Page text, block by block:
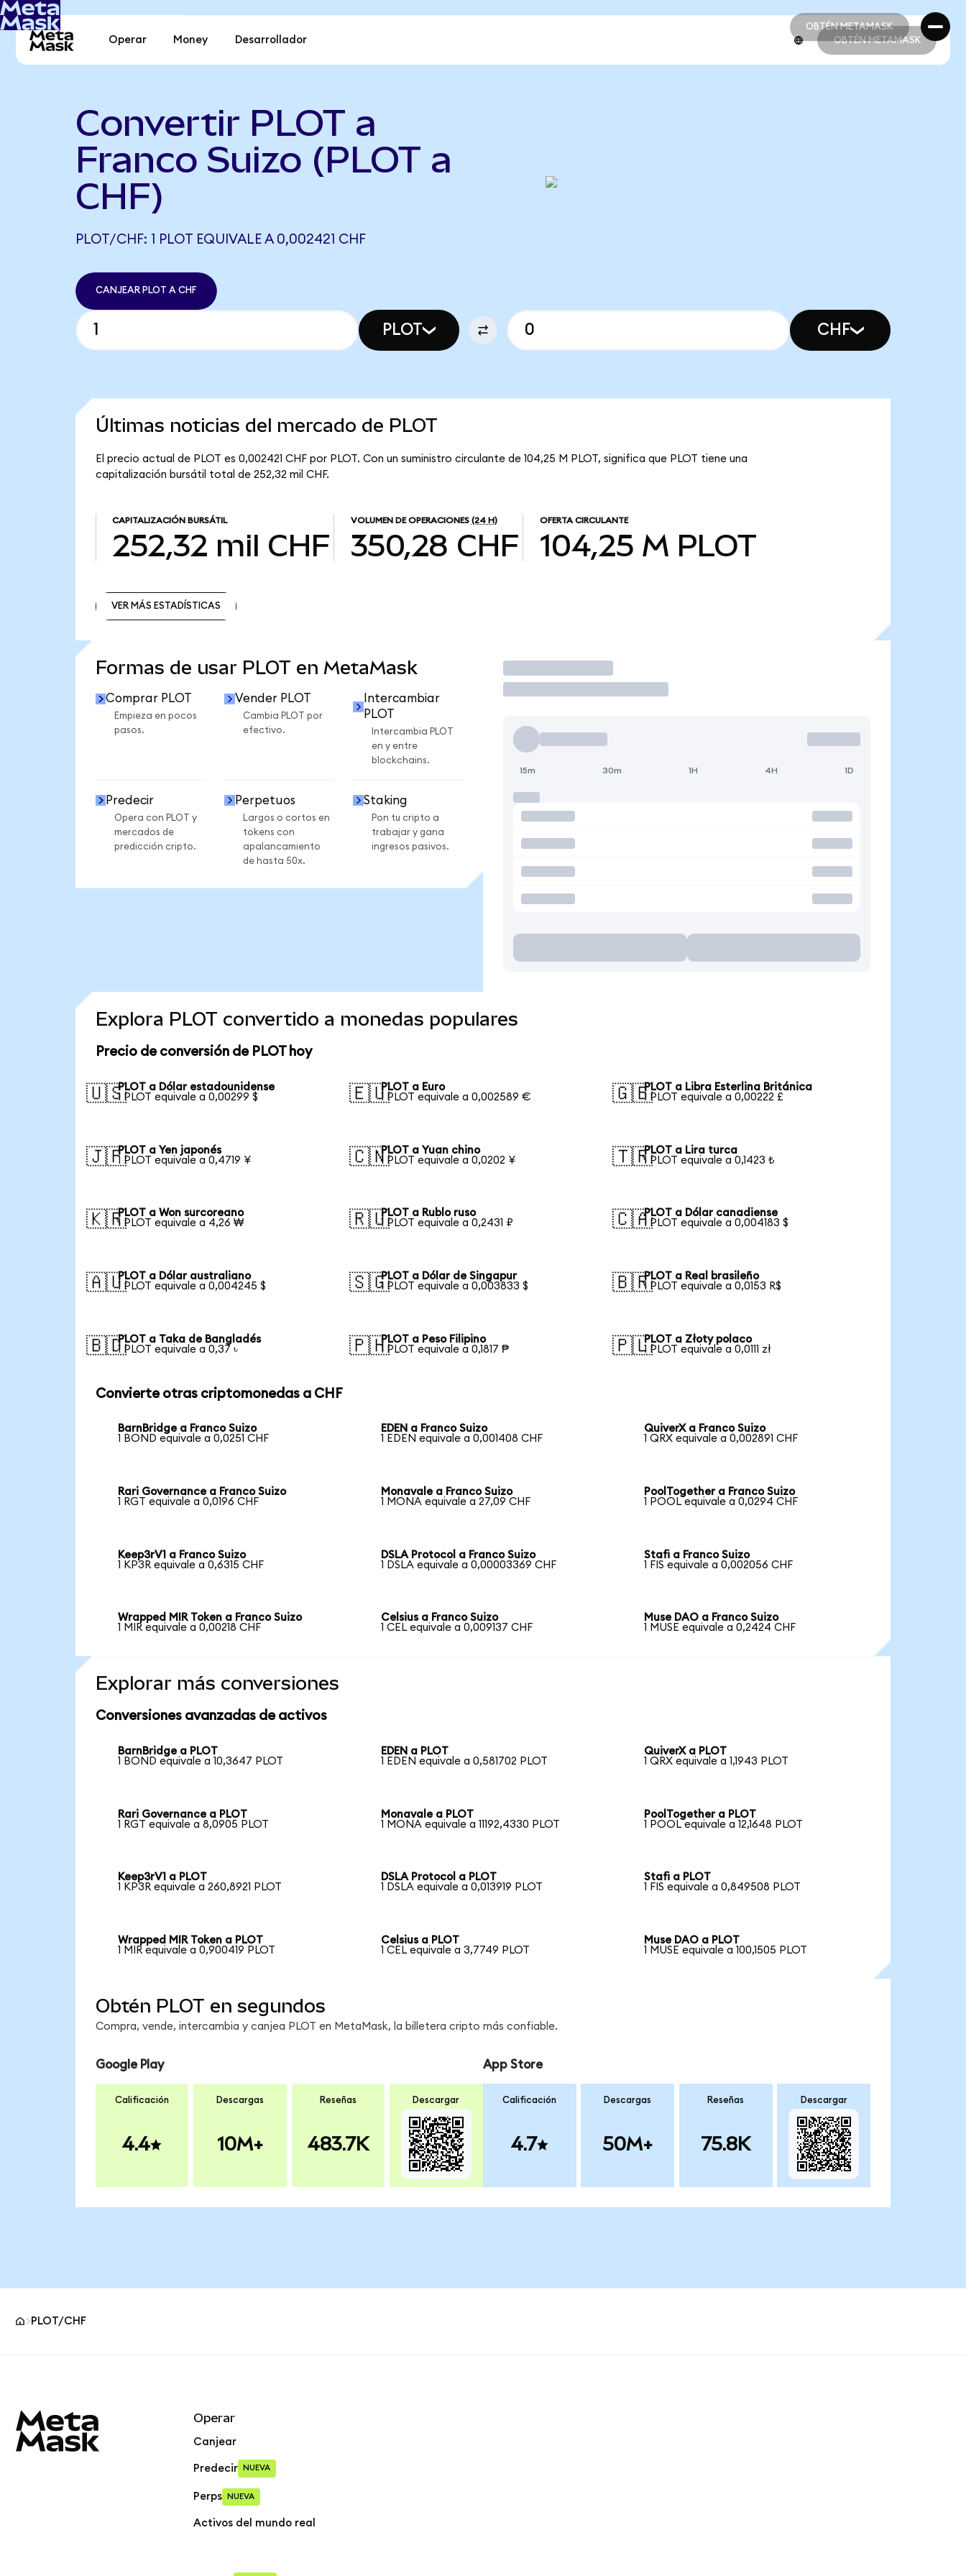
OBTÉN METAMASK
OBTÉN METAMASK
Operar Money Desarrollador OBTÉN METAMASK
Convertir PLOT a
Franco Suizo (PLOT a
CHF)
PLOT/CHF: 1 PLOT EQUIVALE A 0,002421 CHF
CANJEAR PLOT A CHF
PLOT CHF
Últimas noticias del mercado de PLOT
El precio actual de PLOT es 0,002421 CHF por PLOT. Con un suministro circulante de 104,25 M PLOT, significa que PLOT tiene una
capitalización bursátil total de 252,32 mil CHF.
CAPITALIZACIÓN BURSÁTIL
252,32 mil CHF
VOLUMEN DE OPERACIONES (24 H)
350,28 CHF
OFERTA CIRCULANTE
104,25 M PLOT
VER MÁS ESTADÍSTICAS
Formas de usar PLOT en MetaMask
Comprar PLOT
Empieza en pocos
pasos.
Vender PLOT
Cambia PLOT por
efectivo.
Intercambiar
PLOT
Intercambia PLOT
en y entre
blockchains.
Predecir
Opera con PLOT y
mercados de
predicción cripto.
Perpetuos
Largos o cortos en
tokens con
apalancamiento
de hasta 50x.
Staking
Pon tu cripto a
trabajar y gana
ingresos pasivos.
Operar
15m 30m 1H 4H 1D
Explora PLOT convertido a monedas populares
Precio de conversión de PLOT hoy
🇺🇸PLOT a Dólar estadounidense
1 PLOT equivale a 0,00299 $
🇪🇺PLOT a Euro
1 PLOT equivale a 0,002589 €
🇬🇧PLOT a Libra Esterlina Británica
1 PLOT equivale a 0,00222 £
🇯🇵PLOT a Yen japonés
1 PLOT equivale a 0,4719 ¥
🇨🇳PLOT a Yuan chino
1 PLOT equivale a 0,0202 ¥
🇹🇷PLOT a Lira turca
1 PLOT equivale a 0,1423 ₺
🇰🇷PLOT a Won surcoreano
1 PLOT equivale a 4,26 ₩
🇷🇺PLOT a Rublo ruso
1 PLOT equivale a 0,2431 ₽
🇨🇦PLOT a Dólar canadiense
1 PLOT equivale a 0,004183 $
🇦🇺PLOT a Dólar australiano
1 PLOT equivale a 0,004245 $
🇸🇬PLOT a Dólar de Singapur
1 PLOT equivale a 0,003833 $
🇧🇷PLOT a Real brasileño
1 PLOT equivale a 0,0153 R$
🇧🇩PLOT a Taka de Bangladés
1 PLOT equivale a 0,37 ৳
🇵🇭PLOT a Peso Filipino
1 PLOT equivale a 0,1817 ₱
🇵🇱PLOT a Złoty polaco
1 PLOT equivale a 0,0111 zł
Convierte otras criptomonedas a CHF
BarnBridge a Franco Suizo
1 BOND equivale a 0,0251 CHF
EDEN a Franco Suizo
1 EDEN equivale a 0,001408 CHF
QuiverX a Franco Suizo
1 QRX equivale a 0,002891 CHF
Rari Governance a Franco Suizo
1 RGT equivale a 0,0196 CHF
Monavale a Franco Suizo
1 MONA equivale a 27,09 CHF
PoolTogether a Franco Suizo
1 POOL equivale a 0,0294 CHF
Keep3rV1 a Franco Suizo
1 KP3R equivale a 0,6315 CHF
DSLA Protocol a Franco Suizo
1 DSLA equivale a 0,00003369 CHF
Stafi a Franco Suizo
1 FIS equivale a 0,002056 CHF
Wrapped MIR Token a Franco Suizo
1 MIR equivale a 0,00218 CHF
Celsius a Franco Suizo
1 CEL equivale a 0,009137 CHF
Muse DAO a Franco Suizo
1 MUSE equivale a 0,2424 CHF
Explorar más conversiones
Conversiones avanzadas de activos
BarnBridge a PLOT
1 BOND equivale a 10,3647 PLOT
EDEN a PLOT
1 EDEN equivale a 0,581702 PLOT
QuiverX a PLOT
1 QRX equivale a 1,1943 PLOT
Rari Governance a PLOT
1 RGT equivale a 8,0905 PLOT
Monavale a PLOT
1 MONA equivale a 11192,4330 PLOT
PoolTogether a PLOT
1 POOL equivale a 12,1648 PLOT
Keep3rV1 a PLOT
1 KP3R equivale a 260,8921 PLOT
DSLA Protocol a PLOT
1 DSLA equivale a 0,013919 PLOT
Stafi a PLOT
1 FIS equivale a 0,849508 PLOT
Wrapped MIR Token a PLOT
1 MIR equivale a 0,900419 PLOT
Celsius a PLOT
1 CEL equivale a 3,7749 PLOT
Muse DAO a PLOT
1 MUSE equivale a 100,1505 PLOT
Obtén PLOT en segundos
Compra, vende, intercambia y canjea PLOT en MetaMask, la billetera cripto más confiable.
Google Play
Calificación
4.4
Descargas
10M+
Reseñas
483.7K
Descargar
App Store
Calificación
4.7
Descargas
50M+
Reseñas
75.8K
Descargar
PLOT/CHF
Operar
Canjear
Predecir NUEVA
Perps NUEVA
Activos del mundo real